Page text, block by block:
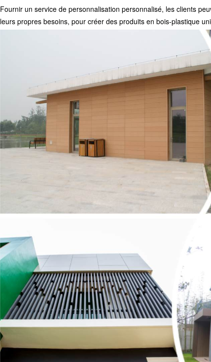
Fournir un service de personnalisation personnalisé, les clients
leurs propres besoins, pour créer des produits en bois-plastique